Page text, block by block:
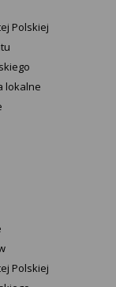
Polskiej
lokalne
Polskiej